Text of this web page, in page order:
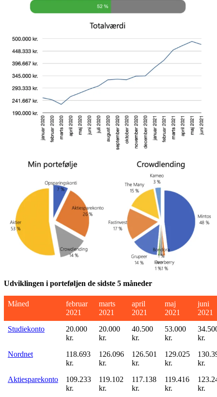
Udviklingen i porteføljen de sidste 5 måneder
Måned
februar
2021
marts
2021
april
2021
maj
2021
juni
2021
Studiekonto
20.000
kr.
20.000
kr.
40.500
kr.
53.000
kr.
kr.
Nordnet
118.693
kr.
126.096
kr.
126.501
kr.
129.025
kr.
kr.
Aktiesparekonto
109.233
kr.
119.102
kr.
117.138
kr.
119.416
kr.
kr.